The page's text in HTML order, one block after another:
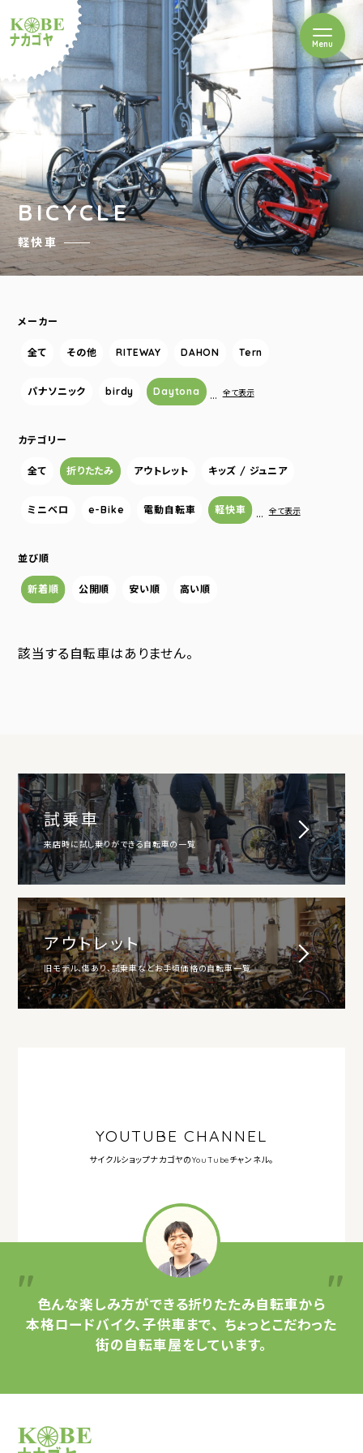
ルショップナカゴヤ
Menuを開閉
BICYCLE
軽快車
メーカー
全て その他 RITEWAY DAHON Tern
パナソニック birdy Daytona … 全て表示
カテゴリー
全て 折りたたみ アウトレット キッズ / ジュニア
ミニベロ e-Bike 電動自転車 軽快車 … 全て表示
並び順
新着順 公開順 安い順 高い順
該当する自転車はありません。
試乗車
来店時に試し乗りができる自転車の一覧
アウトレット
旧モデル、傷あり、試乗車などお手頃価格の自転車一覧
YOUTUBE CHANNEL
サイクルショップナカゴヤのYouTubeチャンネル。
色んな楽しみ方ができる折りたたみ自転車から
本格ロードバイク、子供車まで、 ちょっとこだわった
街の自転車屋をしています。
サイクルショップナカゴヤ